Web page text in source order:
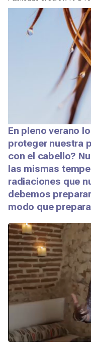
En pleno verano
proteger nuestra
con el cabello?
las mismas
radiaciones que
debemos
modo que